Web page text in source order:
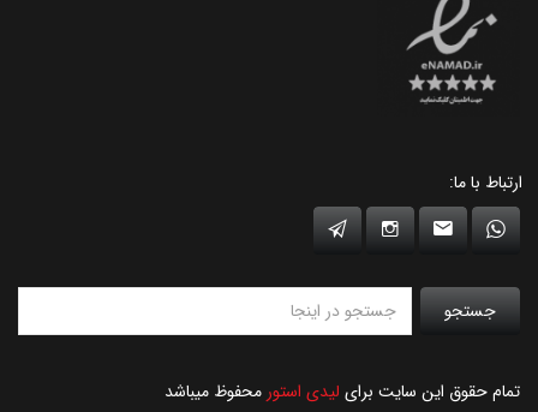
ارتباط با ما:
جستجو
تمام حقوق این سایت برای لیدی استور محفوظ میباشد